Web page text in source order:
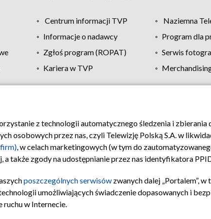
Centrum informacji TVP Naziemna
Informacje o nadawcy
Program dla
Zgłoś program (ROPAT)
Serwis
Kariera w TVP
prywatności Moje zgody Pomoc Biuro
z technologii automatycznego śledzenia i
osobowych przez nas, czyli Telewizję Polską S.A. w
, w celach marketingowych (w tym do
także zgody na udostępnianie przez nas identyfikatora
poszczególnych serwisów zwanych dalej „Portalem”,
umożliwiających świadczenie dopasowanych i
ruchu w Internecie.